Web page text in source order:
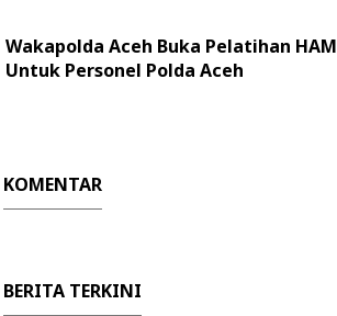
Wakapolda Aceh Buka Pelatihan HAM
Untuk Personel Polda Aceh
KOMENTAR
BERITA TERKINI